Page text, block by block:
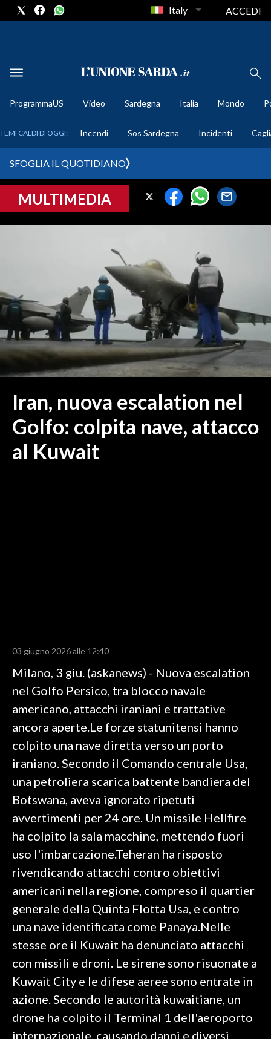
METEO
CRONACA SARDEGNA
ORISTANO E PROVINCIA
SASSARI E PROVINCIA
GALLURA
NUORO E PROVINCIA
CRONACA
ITALIA
MONDO
RISULTATI E CLASSIFICHE
CALCIO
CALCIO REGIONALE
BASKET
VOLLEY
MOTORI
TENNIS
ALTRI SPORT
SPETTACOLI
GOSSIP
SALUTE
SARDEGNA TURISMO
#CARAUNIONE
Italy ACCEDI
ProgrammaUS Video Sardegna Italia Mondo
TEMI CALDI DI OGGI: Incendi Sos Sardegna Incidenti
SFOGLIA IL QUOTIDIANO
MULTIMEDIA
Iran, nuova escalation nel
Golfo: colpita nave, attacco
al Kuwait
03 giugno 2026 alle 12:40
Milano, 3 giu. (askanews) - Nuova escalation
nel Golfo Persico, tra blocco navale
americano, attacchi iraniani e trattative
ancora aperte.Le forze statunitensi hanno
colpito una nave diretta verso un porto
iraniano. Secondo il Comando centrale Usa,
una petroliera scarica battente bandiera del
Botswana, aveva ignorato ripetuti
avvertimenti per 24 ore. Un missile Hellfire
ha colpito la sala macchine, mettendo fuori
uso l'imbarcazione.Teheran ha risposto
rivendicando attacchi contro obiettivi
americani nella regione, compreso il quartier
generale della Quinta Flotta Usa, e contro
una nave identificata come Panaya.Nelle
stesse ore il Kuwait ha denunciato attacchi
con missili e droni. Le sirene sono risuonate a
Kuwait City e le difese aeree sono entrate in
azione. Secondo le autorità kuwaitiane, un
drone ha colpito il Terminal 1 dell'aeroporto
internazionale, causando danni e diversi